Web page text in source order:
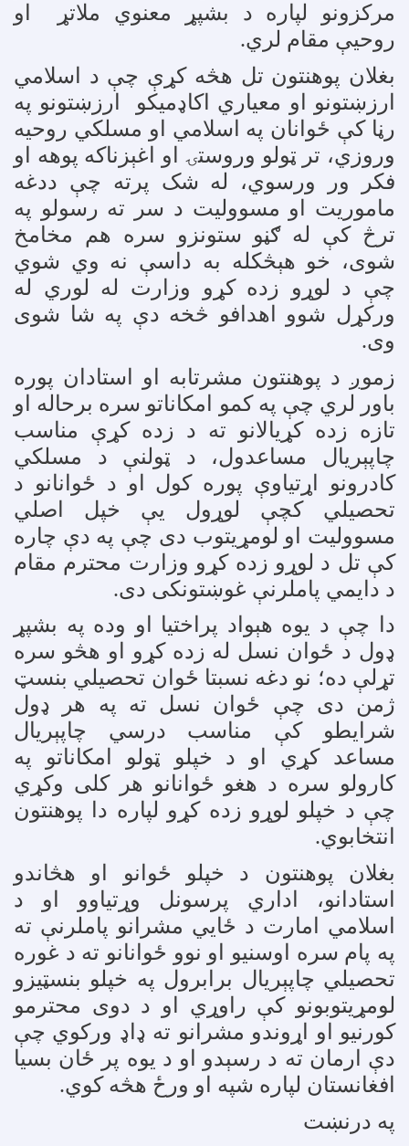
مرکزونو لپاره د بشپړ معنوي ملاتړ او
روحیې مقام لري.
بغلان پوهنتون تل هڅه کړې چې د اسلامي
ارزښتونو او معیاري اکاډمیکو ارزښتونو په
رڼا کې ځوانان په اسلامي او مسلکي روحیه
وروزي، تر ټولو وروستۍ او اغېزناکه پوهه او
فکر ور ورسوي، له شک پرته چې ددغه
ماموریت او مسوولیت د سر ته رسولو په
ترڅ کې له ګڼو ستونزو سره هم مخامخ
شوی، خو هېڅکله به داسې نه وي شوي
چې د لوړو زده کړو وزارت له لوري له
ورکړل شوو اهدافو څخه دې په شا شوی
وی.
زموږ د پوهنتون مشرتابه او استادان پوره
باور لري چې په کمو امکاناتو سره برحاله او
تازه زده کړیالانو ته د زده کړې مناسب
چاپېریال مساعدول، د ټولنې د مسلکي
کادرونو اړتیاوې پوره کول او د ځوانانو د
تحصیلي کچې لوړول یې خپل اصلي
مسوولیت او لومړیتوب دی چې په دې چاره
کې تل د لوړو زده کړو وزارت محترم مقام
د دایمي پاملرنې غوښتونکی دی.
دا چې د یوه هېواد پراختیا او وده په بشپړ
ډول د ځوان نسل له زده کړو او هڅو سره
تړلې ده؛ نو دغه نسبتا ځوان تحصیلي بنسټ
ژمن دی چې ځوان نسل ته په هر ډول
شرایطو کې مناسب درسي چاپېریال
مساعد کړي او د خپلو ټولو امکاناتو په
کارولو سره د هغو ځوانانو هر کلی وکړي
چې د خپلو لوړو زده کړو لپاره دا پوهنتون
انتخابوي.
بغلان پوهنتون د خپلو ځوانو او هڅاندو
استادانو، اداري پرسونل وړتیاوو او د
اسلامي امارت د ځايي مشرانو پاملرنې ته
په پام سره اوسنیو او نوو ځوانانو ته د غوره
تحصیلي چاپېریال برابرول په خپلو بنسټيزو
لومړیتوبونو کې راوړي او د دوی محترمو
کورنیو او اړوندو مشرانو ته ډاډ ورکوي چې
دې ارمان ته د رسېدو او د یوه پر ځان بسیا
افغانستان لپاره شپه او ورځ هڅه کوي.
په درنښت